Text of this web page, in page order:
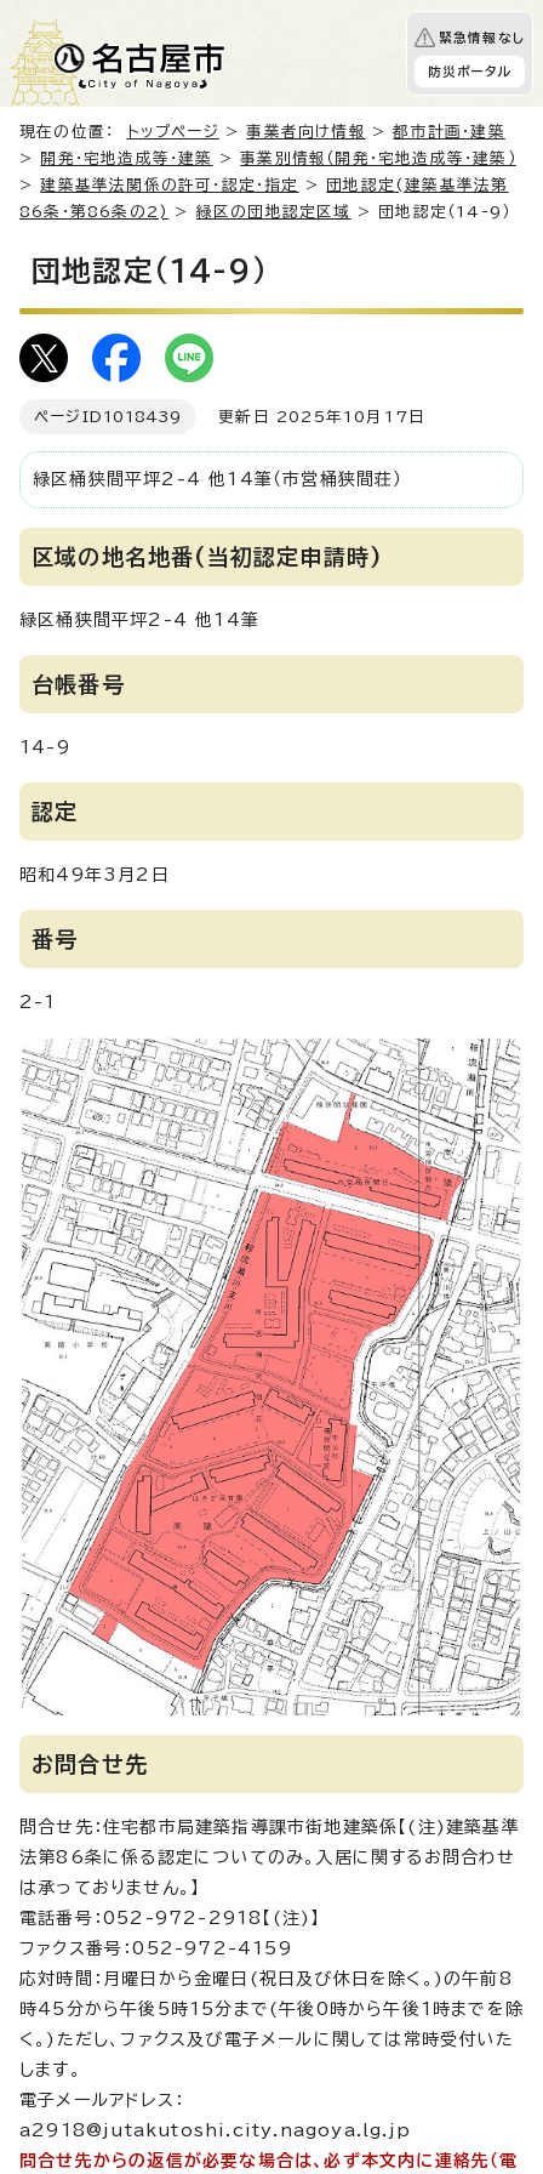
緊急情報なし
防災ポータル
現在の位置： トップページ >事業者向け情報 >都市計画・建築
>
開発・宅地造成等・建築 >事業別情報（開発・宅地造成等・建築）
>建築基準法関係の許可・認定・指定 >
団地認定(建築基準法第
86条・第86条の2)
> 緑区の団地認定区域 > 団地認定（14-9）
団地認定（14-9）
ページID 1018439 更新日 2025年10月17日
緑区桶狭間平坪2-4 他14筆（市営桶狭間荘）
区域の地名地番(当初認定申請時)
緑区桶狭間平坪2-4 他14筆
台帳番号
14-9
認定
昭和49年3月2日
番号
2-1
お問合せ先
問合せ先：住宅都市局建築指導課市街地建築係【(注)建築基準
法第86条に係る認定についてのみ。入居に関するお問合わせ
は承っておりません。】
電話番号：052-972-2918【(注)】
ファクス番号：052-972-4159
応対時間：月曜日から金曜日(祝日及び休日を除く。)の午前8
時45分から午後5時15分まで(午後0時から午後1時までを除
く。)ただし、ファクス及び電子メールに関しては常時受付いた
します。
電子メールアドレス：
a2918@jutakutoshi.city.nagoya.lg.jp
問合せ先からの返信が必要な場合は、必ず本文内に連絡先（電